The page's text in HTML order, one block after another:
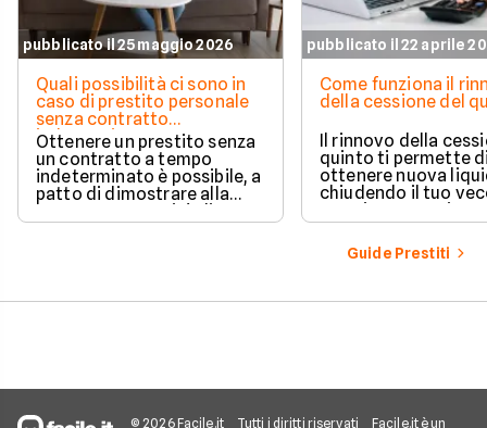
pubblicato il 25 maggio 2026
Quali possibilità ci sono in
caso di prestito personale
senza contratto
indeterminato
Ottenere un prestito senza
un contratto a tempo
indeterminato è possibile, a
patto di dimostrare alla
rimborso solida e costante.
quali strategie puoi
pubblicato il 22 aprile
Come funziona il
della cessione del
Il rinnovo della
quinto ti permette
ottenere nuova
chiudendo il tuo
vantaggioso.
Guide Prestiti
© 2026 Facile.it Tutti i diritti riservati
Facile.it è un